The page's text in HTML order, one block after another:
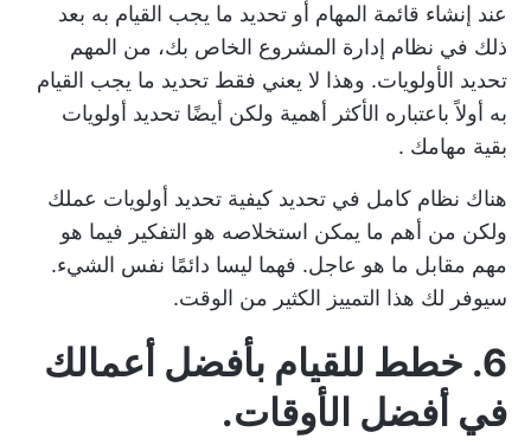
عند إنشاء قائمة المهام أو تحديد ما يجب القيام به بعد
ذلك في نظام إدارة المشروع الخاص بك، من المهم
تحديد الأولويات. وهذا لا يعني فقط تحديد ما يجب القيام
به أولاً باعتباره الأكثر أهمية ولكن أيضًا تحديد أولويات
بقية مهامك .
هناك نظام كامل في تحديد كيفية تحديد أولويات عملك
ولكن من أهم ما يمكن استخلاصه هو التفكير فيما هو
مهم مقابل ما هو عاجل. فهما ليسا دائمًا نفس الشيء.
سيوفر لك هذا التمييز الكثير من الوقت.
6. خطط للقيام بأفضل أعمالك
في أفضل الأوقات.